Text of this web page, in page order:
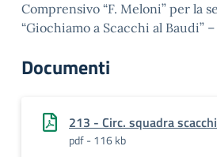
Comprensivo “F. Meloni” per la
“Giochiamo a Scacchi al Baudi” –
Documenti
213 - Circ. squadra
pdf - 116 kb